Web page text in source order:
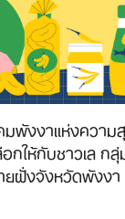
พังงาแห่งความ
กให้กับชาวเล ก
ยฝั่งจังหวัดพังงา